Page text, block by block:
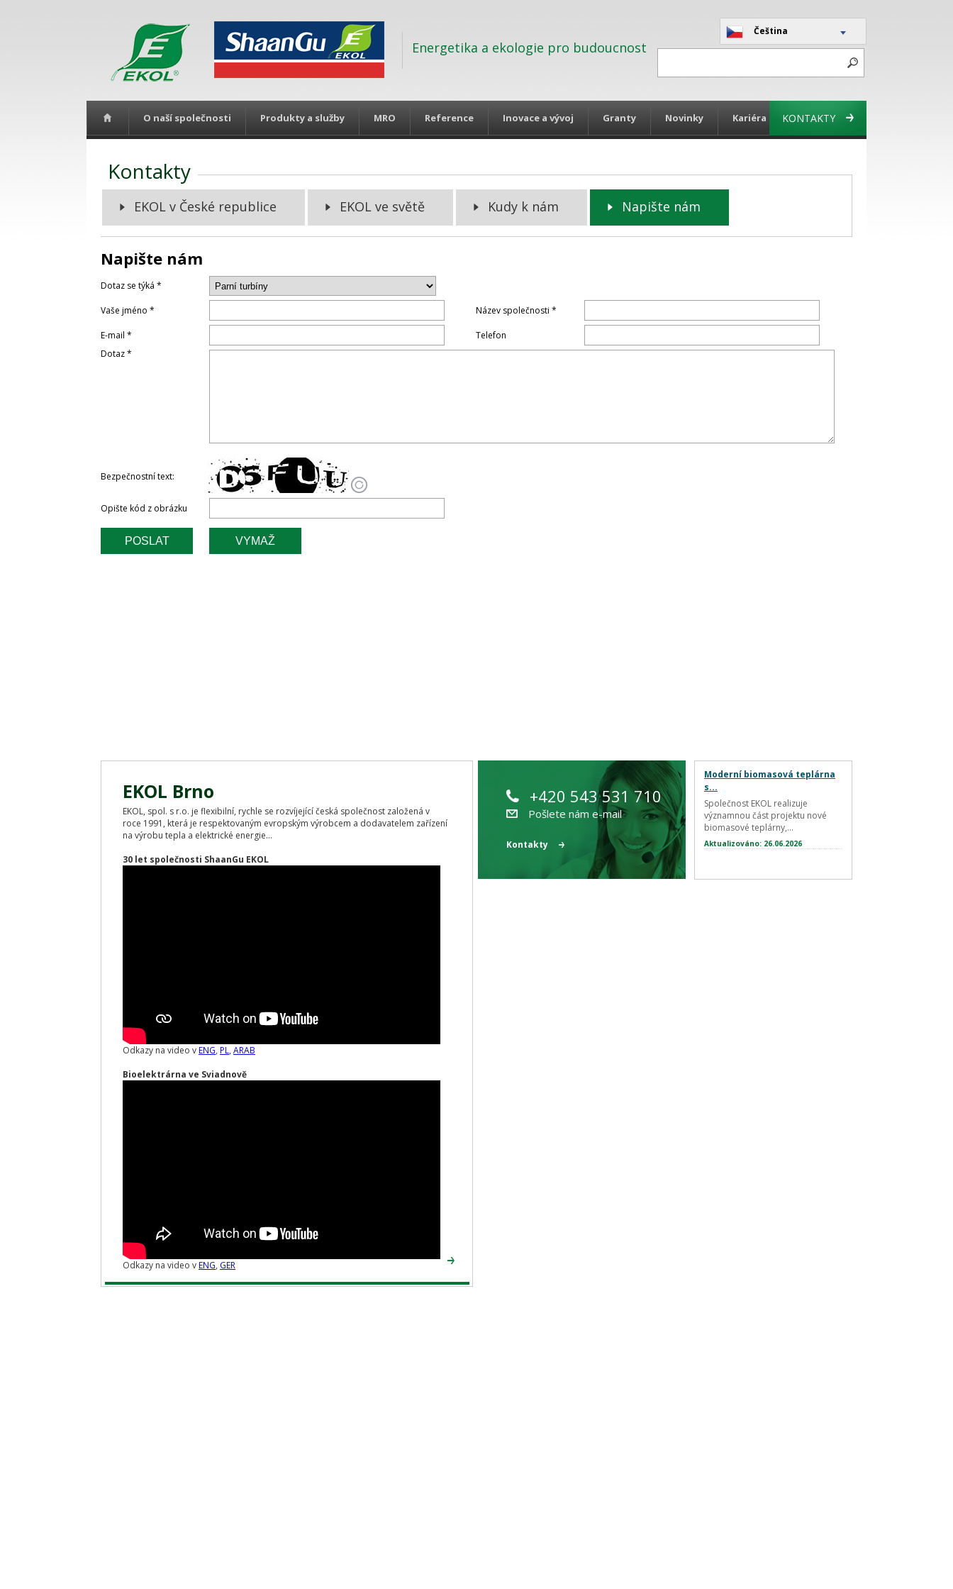
Energetika a ekologie pro budoucnost
Čeština
O naší společnosti Produkty a služby MRO Reference Inovace a vývoj Granty Novinky Kariéra KONTAKTY
Kontakty
EKOL v České republice EKOL ve světě Kudy k nám Napište nám
Napište nám
Dotaz se týká *
Vaše jméno * Název společnosti *
E-mail *
Telefon
Dotaz *
Bezpečnostní text:
Opište kód z obrázku
EKOL Brno
EKOL, spol. s r.o. je flexibilní, rychle se rozvíjející česká společnost založená v
roce 1991, která je respektovaným evropským výrobcem a dodavatelem zařízení
na výrobu tepla a elektrické energie...
30 let společnosti ShaanGu EKOL
Odkazy na video vENG, PL, ARAB
Bioelektrárna ve Sviadnově
Odkazy na video vENG, GER
+420 543 531 710
Pošlete nám e-mail
Kontakty
Moderní biomasová teplárna
s...
Společnost EKOL realizuje
významnou část projektu nové
biomasové teplárny,...
Aktualizováno: 26.06.2026